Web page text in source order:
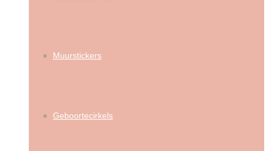
Muurstickers
Geboortecirkels